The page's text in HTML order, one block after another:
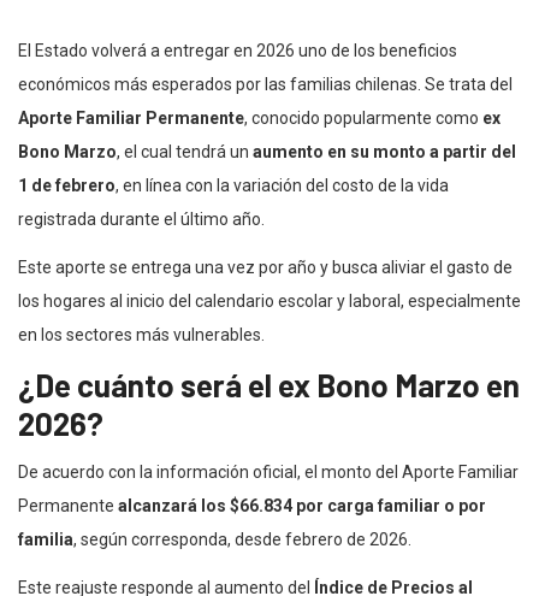
El Estado volverá a entregar en 2026 uno de los beneficios
económicos más esperados por las familias chilenas. Se trata del
Aporte Familiar Permanente, conocido popularmente como ex
Bono Marzo, el cual tendrá un aumento en su monto a partir del
1 de febrero, en línea con la variación del costo de la vida
registrada durante el último año.
Este aporte se entrega una vez por año y busca aliviar el gasto de
los hogares al inicio del calendario escolar y laboral, especialmente
en los sectores más vulnerables.
¿De cuánto será el ex Bono Marzo en
2026?
De acuerdo con la información oficial, el monto del Aporte Familiar
Permanente alcanzará los $66.834 por carga familiar o por
familia, según corresponda, desde febrero de 2026.
Este reajuste responde al aumento del Índice de Precios al